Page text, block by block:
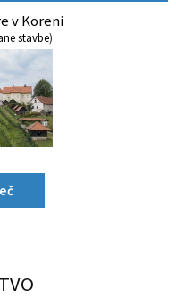
v Koreni
stavbe)